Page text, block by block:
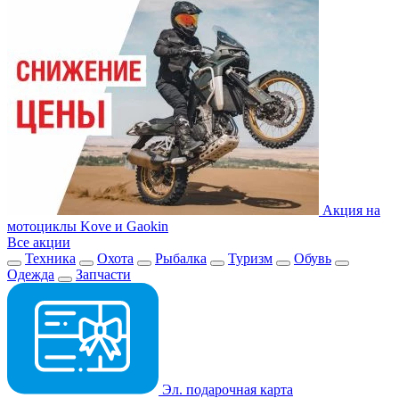
Акция на
мотоциклы Kove и Gaokin
Все акции
Техника
Охота Рыбалка Туризм
Обувь
Одежда
Запчасти
Эл. подарочная карта